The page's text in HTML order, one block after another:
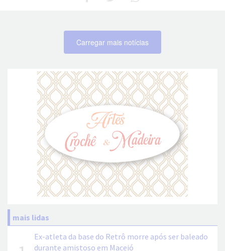
Carregar mais notícias
mais lidas
Ex-atleta da base do Retrô morre após ser baleado
durante amistoso em Maceió